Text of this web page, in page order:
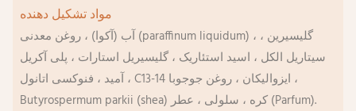
مواد تشکیل دهنده
آب (آکوا) ، روغن معدنی (paraffinum liquidum) ، گلیسیرین ،
سیتاریل الکل ، اسید استئاریک ، گلیسیریل استارات ، پلی آکریل
آمید ، فنوکسی اتانول ، C13-14 ایزوالیکان ، روغن جوجوبا ،
Butyrospermum parkii (shea) کره ، سلولی ، عطر (Parfum).